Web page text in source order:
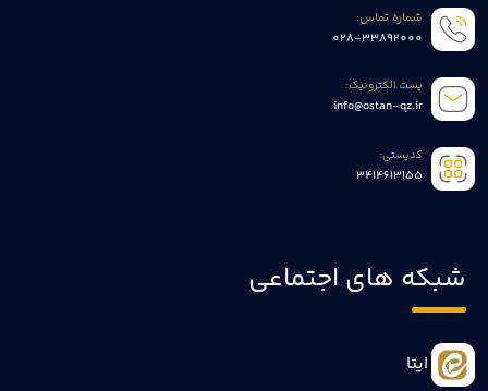
شماره تماس:
028-33892000
پست الکترونیک:
info@ostan-qz.ir
کدپستی:
3414613155
شبکه های اجتماعی
ایتا